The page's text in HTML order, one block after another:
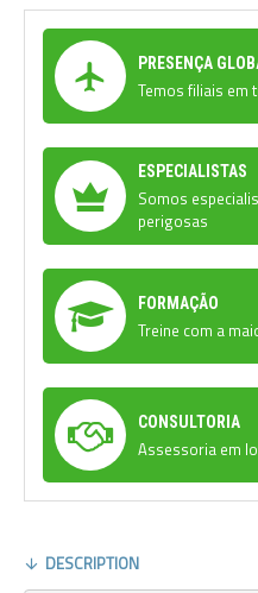
PRESENÇA
Temos filiais em
ESPECIALISTAS
Somos
perigosas
FORMAÇÃO
Treine com a
CONSULTORIA
Assessoria em
DESCRIPTION